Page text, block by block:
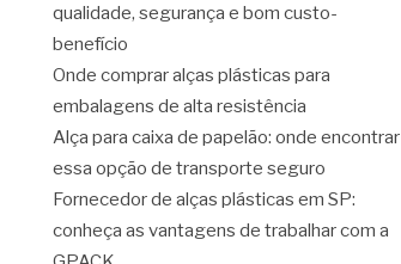
qualidade, segurança e bom custo-
benefício
Onde comprar alças plásticas para
embalagens de alta resistência
Alça para caixa de papelão: onde encontrar
essa opção de transporte seguro
Fornecedor de alças plásticas em SP:
conheça as vantagens de trabalhar com a